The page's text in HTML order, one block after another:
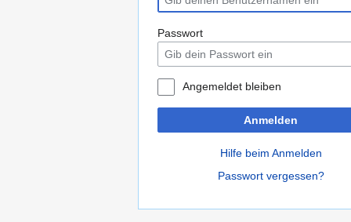
Passwort
Angemeldet bleiben
Anmelden
Hilfe beim Anmelden
Passwort vergessen?